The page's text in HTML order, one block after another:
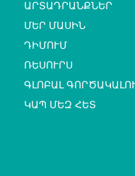
ԱՐՏԱԴՐԱՆՔՆԵՐ
ՄԵՐ ՄԱՍԻՆ
ԴԻՄՈՒՄ
ՌԵՍՈՒՐՍ
ԳԼՈԲԱԼ
ԿԱՊ ՄԵԶ ՀԵՏ